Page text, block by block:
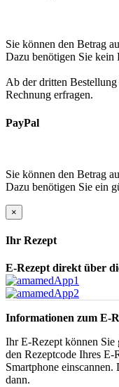
Sie können den Betrag
Dazu benötigen Sie kein
Ab der dritten
Rechnung erfragen.
PayPal
Sie können den Betrag
Dazu benötigen Sie ein
×
Ihr Rezept
E-Rezept direkt über
Informationen zum E-
Ihr E-Rezept können Sie
den Rezeptcode Ihres
Smartphone
dann.